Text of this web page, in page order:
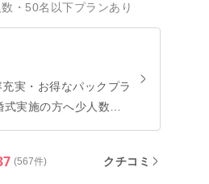
・50名以下プランあり
実・お得なパックプラ
実施の方へ少人数婚
(567件) クチコミ